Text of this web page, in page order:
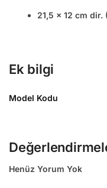
21,5 x 12 cm dir.
Ek bilgi
Model Kodu
Henüz Yorum Yok